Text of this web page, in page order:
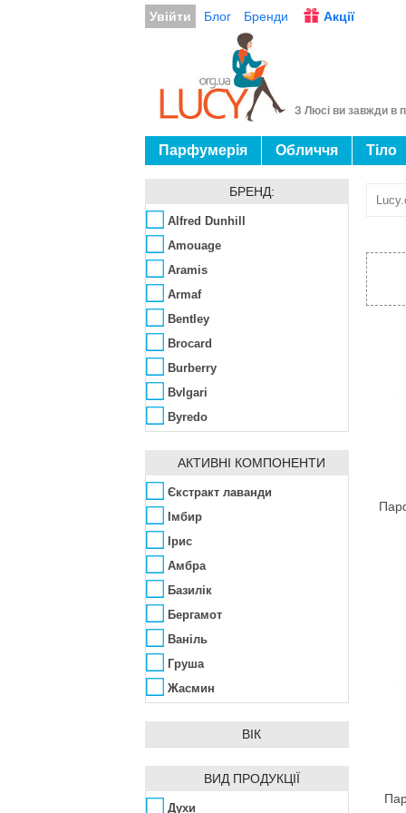
Увійти Блог Бренди Акції
З Люсі ви завжди в
Парфумерія Обличчя Тіло
БРЕНД:
Alfred Dunhill
Amouage
Aramis
Armaf
Bentley
Brocard
Burberry
Bvlgari
Byredo
Carolina Herrera
Cartier
Chanel
Charriol
Christian Dior
Comme Des Garcons
Creed
Davidoff
Designer Shaik
Dolce & Gabbana
Emporium
Franck Olivier
АКТИВНІ КОМПОНЕНТИ
Єкстракт лаванди
Імбир
Ірис
Амбра
Базилік
Бергамот
Ваніль
Груша
Жасмин
Пачулі
ВІК
ВИД ПРОДУКЦІЇ
Духи